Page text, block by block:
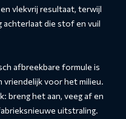
vlekvrij resultaat, terwijl
achterlaat die stof en vuil
afbreekbare formule is
vriendelijk voor het milieu.
breng het aan, veeg af en
uitstraling.